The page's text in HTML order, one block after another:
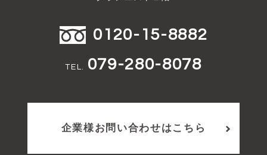
0120-15-8882
TEL. 079-280-8078
企業様お問い合わせはこちら